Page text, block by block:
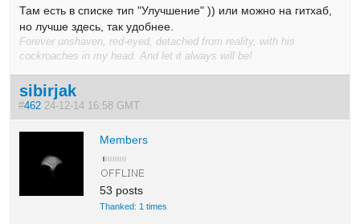
Там есть в списке тип "Улучшение" )) или можно на гитхаб,
но лучше здесь, так удобнее.
Forever unshaven, red-eyed, detached from reality, with his
cockroaches in my head. And let it always will be!
sibirjak
#462 24-12-14 16:58 GMT
Members
53 posts
Thanked: 1 times